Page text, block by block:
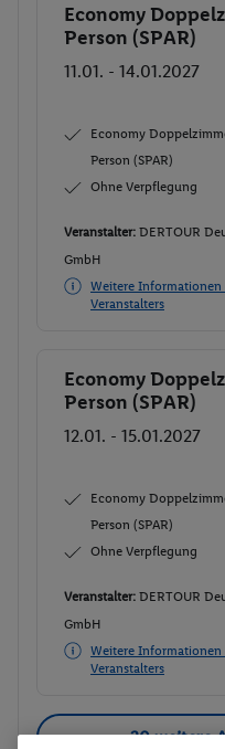
Buchen
Economy
Person (SPAR)
11.01. - 14.01.2027
Economy
Person (SPAR)
Ohne Verpflegung
Veranstalter: DERTOUR
GmbH
Weitere Informationen
Veranstalters
Buchen
Economy
Person (SPAR)
12.01. - 15.01.2027
Economy
Person (SPAR)
Ohne Verpflegung
Veranstalter: DERTOUR
GmbH
Weitere Informationen
Veranstalters
30 weitere